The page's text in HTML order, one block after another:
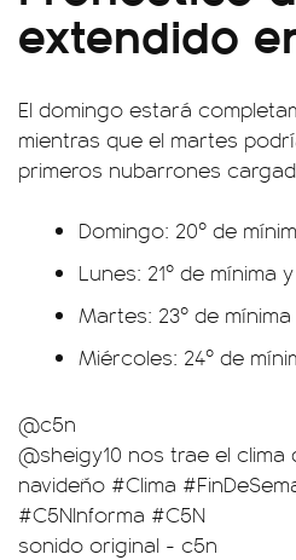
extendido
El domingo estará
mientras que el martes
primeros nubarrones
Domingo: 20º de
Lunes: 21º de mínima
Martes: 23º de
Miércoles: 24º de
@c5n
@sheigy10 nos trae el
navideño #Clima
#C5NInforma #C5N
sonido original - c5n